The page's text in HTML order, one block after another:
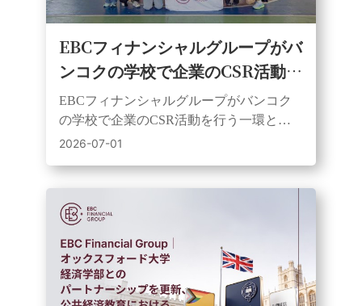
EBCフィナンシャルグループがバ
ンコクの学校で企業のCSR活動を
行う：サッカー、教育、地域貢献
が融合。
EBCフィナンシャルグループがバンコク
の学校で企業のCSR活動を行う一環とし
て、フアイクワンにあるワット・ウタ
2026-07-01